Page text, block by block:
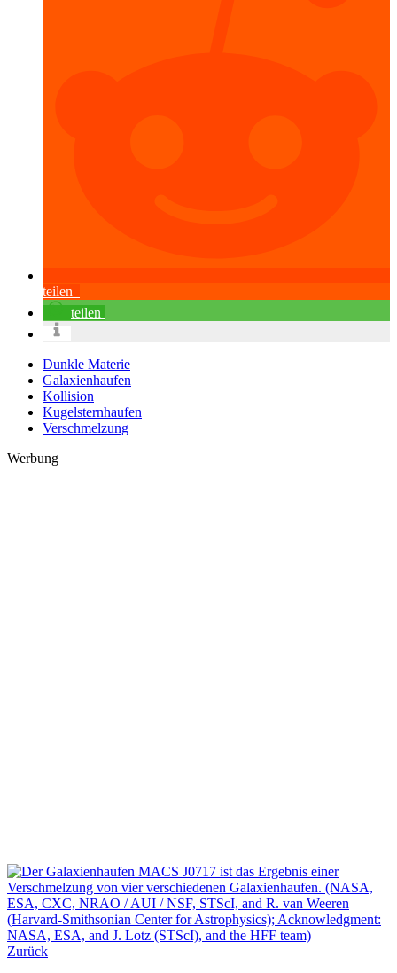
teilen
teilen
Dunkle Materie
Galaxienhaufen
Kollision
Kugelsternhaufen
Verschmelzung
Werbung
Zurück